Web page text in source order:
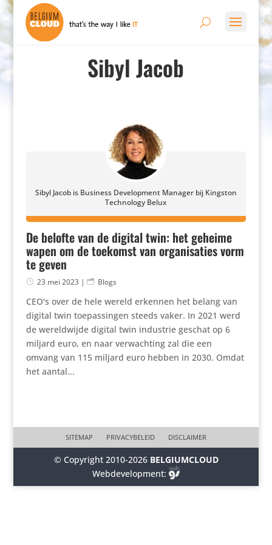
Sibyl Jacob
De belofte van de digital twin: het geheime
wapen om de toekomst van organisaties vorm
te geven
23 mei 2023| Blogs
CEO's over de hele wereld erkennen het belang van
digital twin toepassingen steeds vaker. In 2021 werd
de wereldwijde digital twin industrie geschat op 6
miljard euro, en naar verwachting zal die een
omvang van 115 miljard euro hebben in 2030. Omdat
het aantal...
Sibyl Jacob is Business Development Manager bij Kingston
Technology Belux
SITEMAP PRIVACYBELEID DISCLAIMER
© Copyright 2010-2026 BELGIUMCLOUD
Webdevelopment: